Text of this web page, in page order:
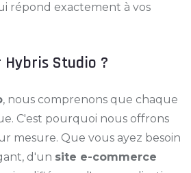
répond exactement à vos
Studio ?
, nous comprenons que chaque
C'est pourquoi nous offrons
mesure. Que vous ayez besoin
d'un site e-commerce